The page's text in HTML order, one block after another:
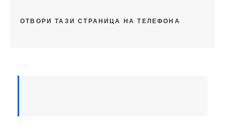
ОТВОРИ ТАЗИ СТРАНИЦА НА ТЕЛЕФОНА